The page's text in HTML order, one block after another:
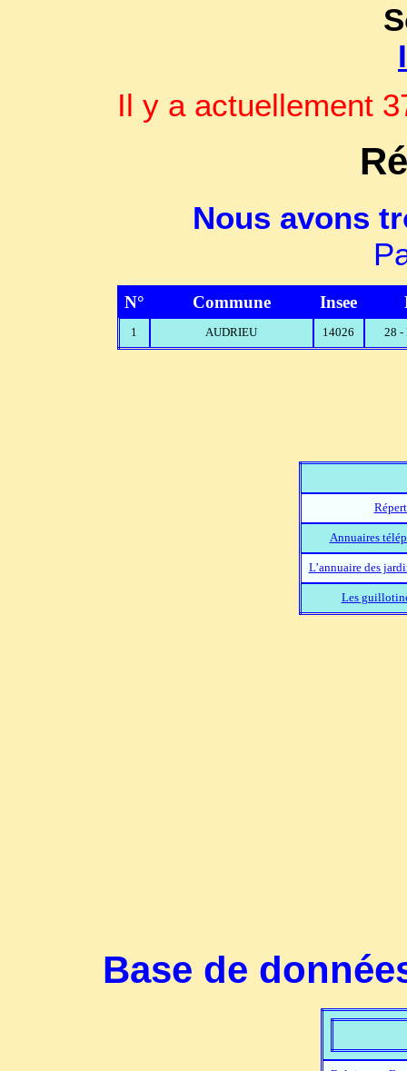
Il y a actuellement
Nous avons
N° Commune Insee
1 AUDRIEU 14026 28 -
Annuaires
L’annuaire des
Les
Base de